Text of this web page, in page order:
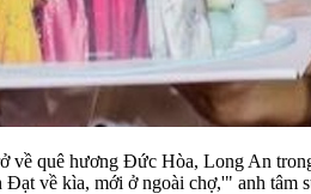
quê hương Đức Hòa, Long An
về kìa, mới ở ngoài chợ,'" anh tâm